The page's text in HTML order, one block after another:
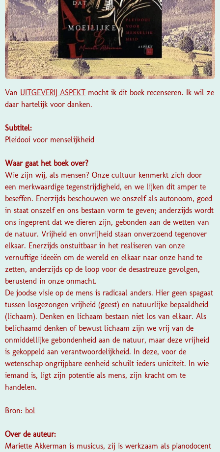
Van UITGEVERIJ ASPEKT mocht ik dit boek recenseren. Ik wil ze
daar hartelijk voor danken.
Subtitel:
Pleidooi voor menselijkheid
Waar gaat het boek over?
Wie zijn wij, als mensen? Onze cultuur kenmerkt zich door
een merkwaardige tegenstrijdigheid, en we lijken dit amper te
beseffen. Enerzijds beschouwen we onszelf als autonoom, goed
in staat onszelf en ons bestaan vorm te geven; anderzijds wordt
ons ingeprent dat we dieren zijn, gebonden aan de wetten van
de natuur. Vrijheid en onvrijheid staan onverzoend tegenover
elkaar. Enerzijds onstuitbaar in het realiseren van onze
vernuftige ideeën om de wereld en elkaar naar onze hand te
zetten, anderzijds op de loop voor de desastreuze gevolgen,
berustend in onze onmacht.
De joodse visie op de mens is radicaal anders. Hier geen spagaat
tussen losgezongen vrijheid (geest) en natuurlijke bepaaldheid
(lichaam). Denken en lichaam bestaan niet los van elkaar. Als
belichaamd denken of bewust lichaam zijn we vrij van de
onmiddellijke gebondenheid aan de natuur, maar deze vrijheid
is gekoppeld aan verantwoordelijkheid. In deze, voor de
wetenschap ongrijpbare eenheid schuilt ieders uniciteit. In wie
iemand is, ligt zijn potentie als mens, zijn kracht om te
handelen.
Bron: bol
Over de auteur:
Mariette Akkerman is musicus, zij is werkzaam als pianodocent